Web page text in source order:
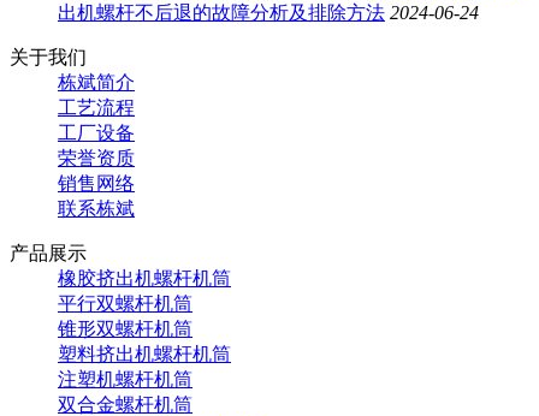
出机螺杆不后退的故障分析及排除方法 2024-06-24
关于我们
栋斌简介
工艺流程
工厂设备
荣誉资质
销售网络
联系栋斌
产品展示
橡胶挤出机螺杆机筒
平行双螺杆机筒
锥形双螺杆机筒
塑料挤出机螺杆机筒
注塑机螺杆机筒
双合金螺杆机筒